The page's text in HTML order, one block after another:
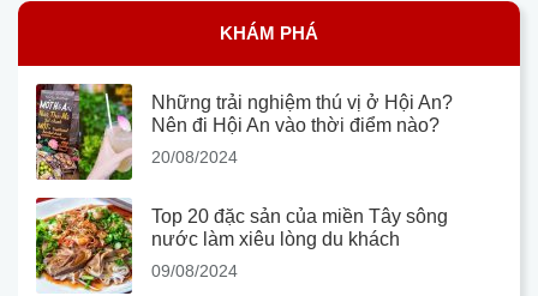
KHÁM PHÁ
Những trải nghiệm thú vị ở Hội An?
Nên đi Hội An vào thời điểm nào?
20/08/2024
Top 20 đặc sản của miền Tây sông
nước làm xiêu lòng du khách
09/08/2024